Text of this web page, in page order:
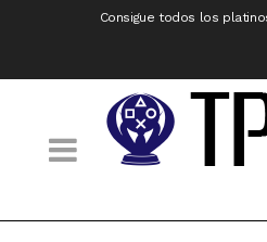
Consigue todos los